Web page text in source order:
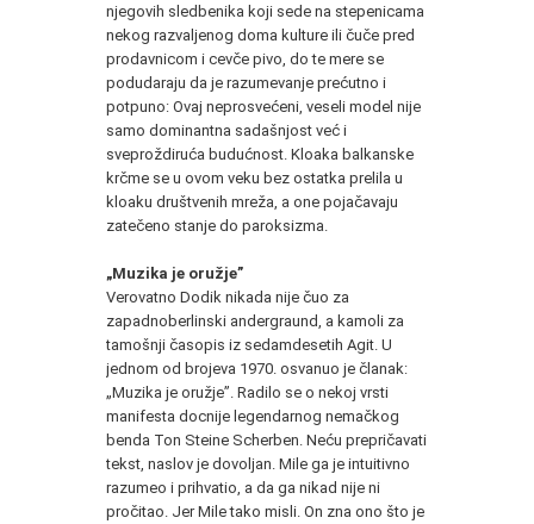
njegovih sledbenika koji sede na stepenicama
nekog razvaljenog doma kulture ili čuče pred
prodavnicom i cevče pivo, do te mere se
podudaraju da je razumevanje prećutno i
potpuno: Ovaj neprosvećeni, veseli model nije
samo dominantna sadašnjost već i
sveproždiruća budućnost. Kloaka balkanske
krčme se u ovom veku bez ostatka prelila u
kloaku društvenih mreža, a one pojačavaju
zatečeno stanje do paroksizma.
„Muzika je oružje”
Verovatno Dodik nikada nije čuo za
zapadnoberlinski andergraund, a kamoli za
tamošnji časopis iz sedamdesetih Agit. U
jednom od brojeva 1970. osvanuo je članak:
„Muzika je oružje”. Radilo se o nekoj vrsti
manifesta docnije legendarnog nemačkog
benda Ton Steine Scherben. Neću prepričavati
tekst, naslov je dovoljan. Mile ga je intuitivno
razumeo i prihvatio, a da ga nikad nije ni
pročitao. Jer Mile tako misli. On zna ono što je